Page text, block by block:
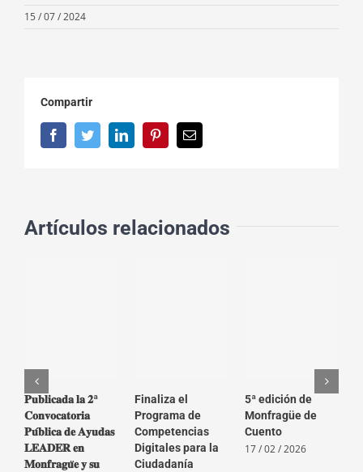
15 / 07 / 2024
Compartir
FacebookTwitterLinkedInPinterestCorreo
electrónico
Artículos relacionados
𝐏𝐮𝐛𝐥𝐢𝐜𝐚𝐝𝐚 𝐥𝐚 𝟐ª
𝐂𝐨𝐧𝐯𝐨𝐜𝐚𝐭𝐨𝐫𝐢𝐚
𝐏𝐮́𝐛𝐥𝐢𝐜𝐚 𝐝𝐞 𝐀𝐲𝐮𝐝𝐚𝐬
𝐋𝐄𝐀𝐃𝐄𝐑 𝐞𝐧
𝐌𝐨𝐧𝐟𝐫𝐚𝐠𝐮̈𝐞 𝐲 𝐬𝐮
Finaliza el
Programa de
Competencias
Digitales para la
Ciudadanía
5ª edición de
Monfragüe de
Cuento
17 / 02 / 2026